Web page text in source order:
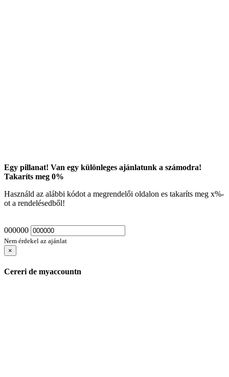
Egy pillanat! Van egy különleges ajánlatunk a számodra!
Takaríts meg 0%
Használd az alábbi kódot a megrendelői oldalon es takaríts meg x%-
ot a rendelésedből!
000000
Nem érdekel az ajánlat
×
Cereri de myaccountn